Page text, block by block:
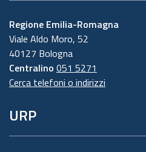
Regione Emilia-Romagna
Viale Aldo Moro, 52
40127 Bologna
Centralino 051 5271
Cerca telefoni o indirizzi
URP